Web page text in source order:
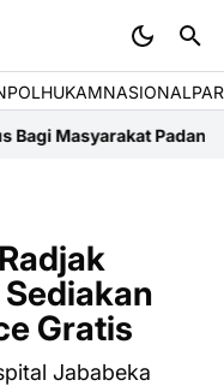
POLHUKAMNASIONAL
PadangInfografis
Gratis
Jababeka